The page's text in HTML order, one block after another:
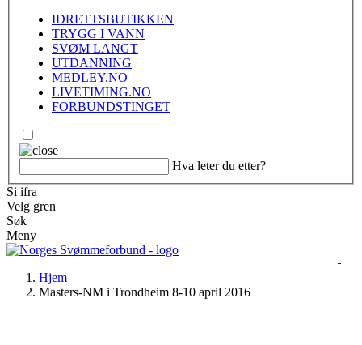
IDRETTSBUTIKKEN
TRYGG I VANN
SVØM LANGT
UTDANNING
MEDLEY.NO
LIVETIMING.NO
FORBUNDSTINGET
Hva leter du etter?
Si ifra
Velg gren
Søk
Meny
Hjem
Masters-NM i Trondheim 8-10 april 2016